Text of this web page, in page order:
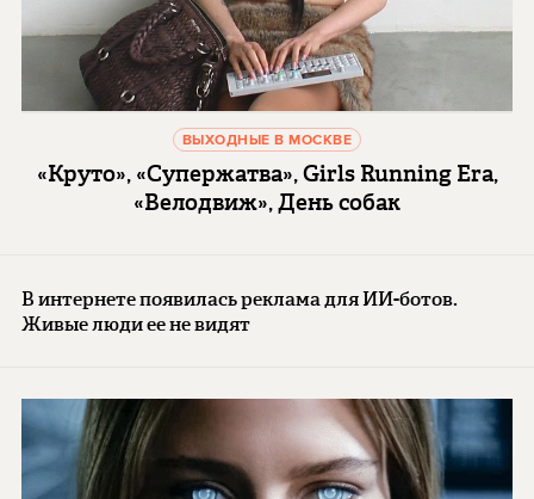
ВЫХОДНЫЕ В МОСКВЕ
«Круто», «Супержатва», Girls Running Era,
«Велодвиж», День собак
В интернете появилась реклама для ИИ-ботов.
Живые люди ее не видят